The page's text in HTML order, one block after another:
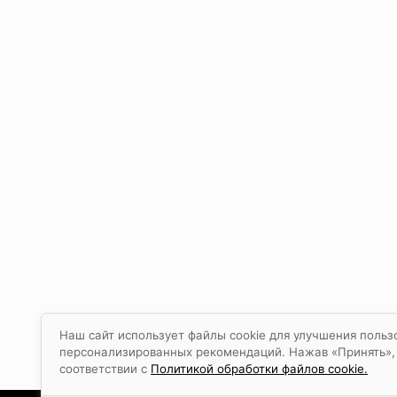
Наш сайт использует файлы cookie для улучшения
персонализированных рекомендаций. Нажав
соответствии с Политикой обработки файлов cookie.